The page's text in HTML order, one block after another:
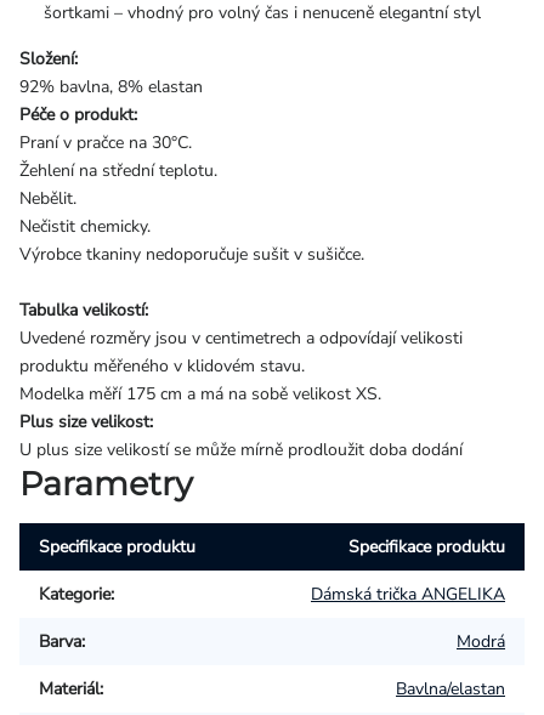
šortkami – vhodný pro volný čas i nenuceně elegantní styl
Složení:
92% bavlna, 8% elastan
Péče o produkt:
Praní v pračce na 30°C.
Žehlení na střední teplotu.
Nebělit.
Nečistit chemicky.
Výrobce tkaniny nedoporučuje sušit v sušičce.
Tabulka velikostí:
Uvedené rozměry jsou v centimetrech a odpovídají velikosti
produktu měřeného v klidovém stavu.
Modelka měří 175 cm a má na sobě velikost XS.
Plus size velikost:
U plus size velikostí se může mírně prodloužit doba dodání
Parametry
Specifikace produktu Specifikace produktu
Kategorie: Dámská trička ANGELIKA
Barva: Modrá
Materiál: Bavlna/elastan